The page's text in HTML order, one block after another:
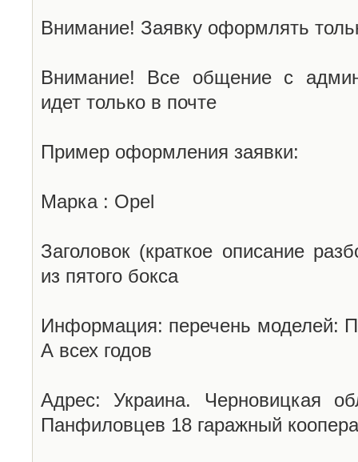
Внимание! Заявку оформлять
Внимание! Все общение с
идет только в почте
Пример оформления заявки:
Марка : Opel
Заголовок (краткое описание
из пятого бокса
Информация: перечень моделей:
А всех годов
Адрес: Украина. Черновицкая
Панфиловцев 18 гаражный